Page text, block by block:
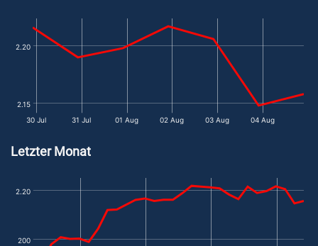
2.15
2.20
30 Jul 31 Jul 01 Aug 02 Aug 03 Aug 04 Aug
Letzter Monat
200
2.20